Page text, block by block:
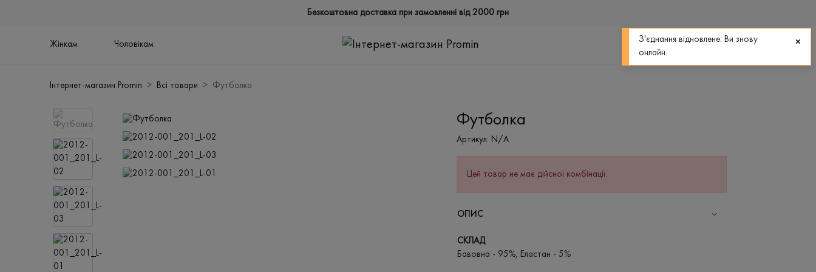
Безкоштовна доставка при замовленні від 2000 грн
Жінкам Чоловікам
0
Інтернет-магазин Promin Всі товари Футболка
Футболка
Артикул: N/A
Цей товар не має дійсної комбінації.
ОПИС
СКЛАД
Бавовна - 95%, Еластан - 5%
З'єднання відновлене. Ви знову
онлайн.